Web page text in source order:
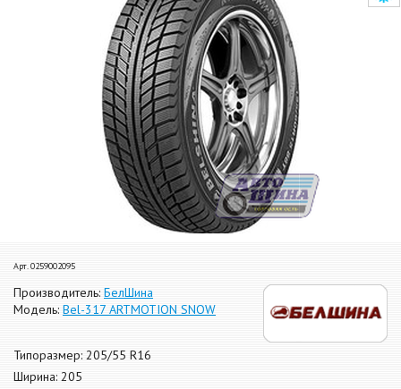
Арт. 0259002095
Производитель: БелШина
Модель: Bel-317 ARTMOTION SNOW
Типоразмер: 205/55 R16
Ширина: 205